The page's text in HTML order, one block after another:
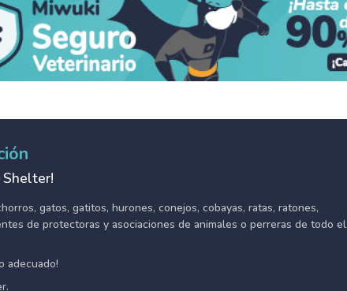
Shelter!
gatos, gatitos, hurones, conejos, cobayas, ratas, ratones,
de protectoras y asociaciones de animales o perreras de todo el
adecuado!